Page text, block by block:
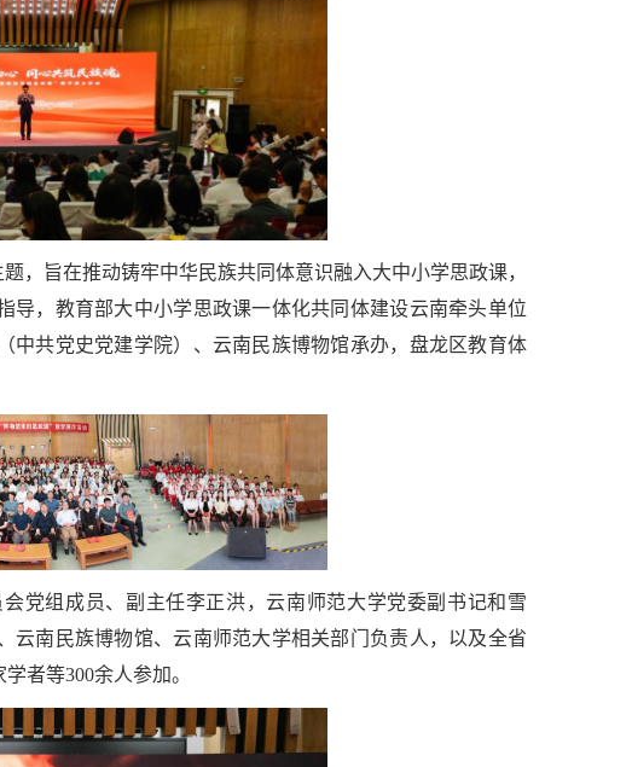
，旨在推动铸牢中华民族共同体意识融入大中小学思政课，
，教育部大中小学思政课一体化共同体建设云南牵头单位
中共党史党建学院）、云南民族博物馆承办，盘龙区教育体
党组成员、副主任李正洪，云南师范大学党委副书记和雪
南民族博物馆、云南师范大学相关部门负责人，以及全省
者等300余人参加。